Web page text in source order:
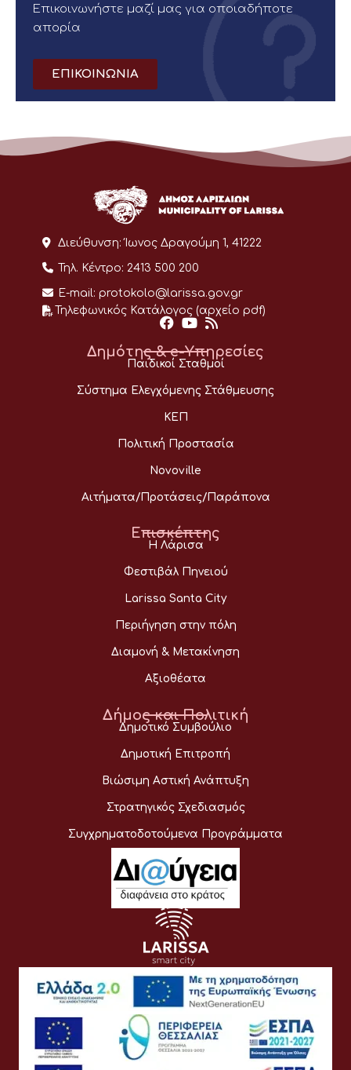
Επικοινωνήστε μαζί μας για οποιαδήποτε
απορία
ΕΠΙΚΟΙΝΩΝΙΑ
Διεύθυνση: Ίωνος Δραγούμη 1, 41222
Τηλ. Κέντρο: 2413 500 200
E-mail: protokolo@larissa.gov.gr
Τηλεφωνικός Κατάλογος (αρχείο pdf)
Δημότης & e-Υπηρεσίες
Παιδικοί Σταθμοί
Σύστημα Ελεγχόμενης Στάθμευσης
ΚΕΠ
Πολιτική Προστασία
Novoville
Αιτήματα/Προτάσεις/Παράπονα
Επισκέπτης
Η Λάρισα
Φεστιβάλ Πηνειού
Larissa Santa City
Περιήγηση στην πόλη
Διαμονή & Μετακίνηση
Αξιοθέατα
Δήμος και Πολιτική
Δημοτικό Συμβούλιο
Δημοτική Επιτροπή
Βιώσιμη Αστική Ανάπτυξη
Στρατηγικός Σχεδιασμός
Συγχρηματοδοτούμενα Προγράμματα